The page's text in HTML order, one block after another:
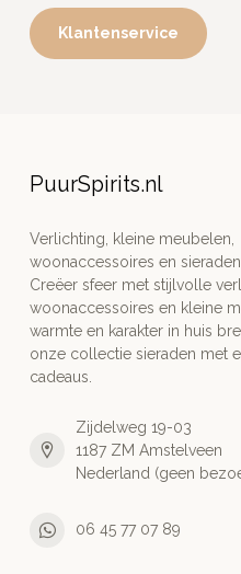
Klantenservice
PuurSpirits.nl
Verlichting, kleine meubelen,
woonaccessoires en
Creëer sfeer met stijlvolle
woonaccessoires en kleine
warmte en karakter in huis
onze collectie sieraden met
cadeaus.
Zijdelweg 19-03
1187 ZM Amstelveen
Nederland (geen
06 45 77 07 89